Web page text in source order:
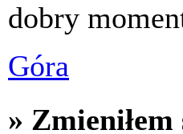
dobry
Góra
»